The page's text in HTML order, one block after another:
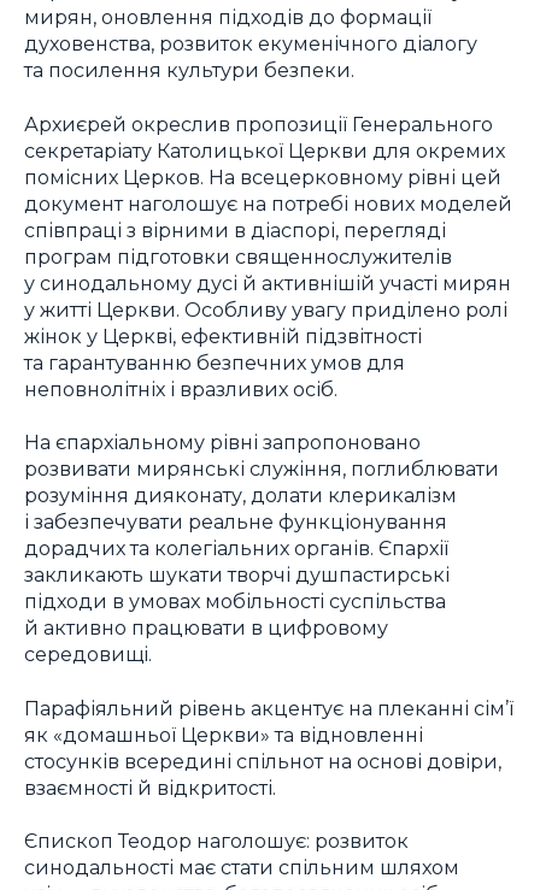
мирян, оновлення підходів до формації
духовенства, розвиток екуменічного діалогу
та посилення культури безпеки.
Архиєрей окреслив пропозиції Генерального
секретаріату Католицької Церкви для окремих
помісних Церков. На всецерковному рівні цей
документ наголошує на потребі нових моделей
співпраці з вірними в діаспорі, перегляді
програм підготовки священнослужителів
у синодальному дусі й активнішій участі мирян
у житті Церкви. Особливу увагу приділено ролі
жінок у Церкві, ефективній підзвітності
та гарантуванню безпечних умов для
неповнолітніх і вразливих осіб.
На єпархіальному рівні запропоновано
розвивати мирянські служіння, поглиблювати
розуміння дияконату, долати клерикалізм
і забезпечувати реальне функціонування
дорадчих та колегіальних органів. Єпархії
закликають шукати творчі душпастирські
підходи в умовах мобільності суспільства
й активно працювати в цифровому
середовищі.
Парафіяльний рівень акцентує на плеканні сім’ї
як «домашньої Церкви» та відновленні
стосунків всередині спільнот на основі довіри,
взаємності й відкритості.
Єпископ Теодор наголошує: розвиток
синодальності має стати спільним шляхом